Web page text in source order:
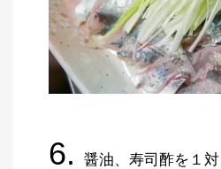
6. 醤油、寿司酢を１